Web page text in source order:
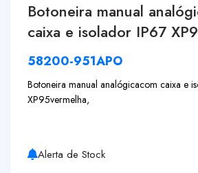
Botoneira manual
caixa e isolador IP67
58200-951APO
Botoneira manual analógicacom caixa e
XP95vermelha,
Alerta de Stock